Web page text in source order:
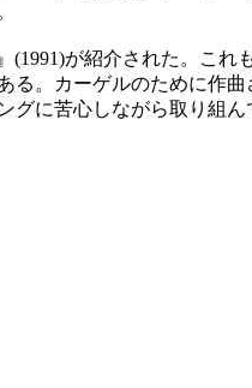
』 (1991)が紹介された。これ
。カーゲルのために作
に苦心しながら取り組ん